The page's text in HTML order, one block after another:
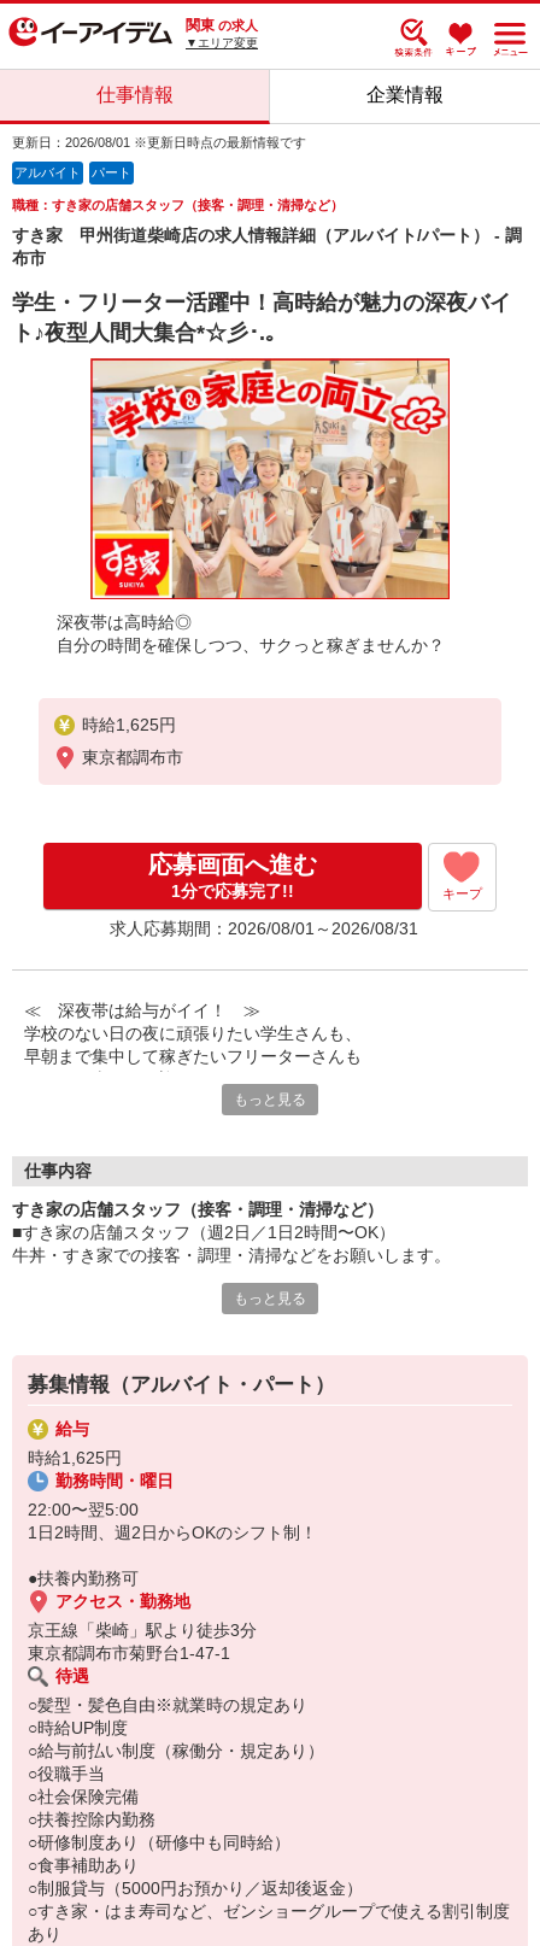
関東 の求人
▼エリア変更
仕事情報 企業情報
更新日：2026/08/01 ※更新日時点の最新情報です
アルバイト パート
職種：すき家の店舗スタッフ（接客・調理・清掃など）
すき家 甲州街道柴崎店の求人情報詳細（アルバイト/パート） - 調
布市
学生・フリーター活躍中！高時給が魅力の深夜バイ
ト♪夜型人間大集合*☆彡･.｡
深夜帯は高時給◎
自分の時間を確保しつつ、サクっと稼ぎませんか？
時給1,625円
東京都調布市
応募画面へ進む
1分で応募完了!! キープ
求人応募期間：2026/08/01～2026/08/31
≪ 深夜帯は給与がイイ！ ≫
学校のない日の夜に頑張りたい学生さんも、
早朝まで集中して稼ぎたいフリーターさんも
オシャレを捨てる必要はありません！
急な出費も安心♪
■社員登用あり
将来を考えている方は必見です。
なか卯、かつ庵、ココス、ジョリーパスタ、ビッグボーイ、華屋
ョーグループ！
その中のひとつ『すき家』でお仕事しませんか？
もっと見る
仕事内容
すき家の店舗スタッフ（接客・調理・清掃など）
■すき家の店舗スタッフ（週2日／1日2時間〜OK）
牛丼・すき家での接客・調理・清掃などをお願いします。
あなたの笑顔で！
すばやく提供！
他にも、食材の調整や金銭管理、新しく入社したクルーの研修など
様々なお仕事があります。
セルフオーダー、セルフ会計で、現金の受け渡しはほとんどありま
せん。※一部店舗を除く
取り間違いもなく安心でスムーズ♪
マニュアルも用意していますので飲食店が初めての方でも大丈夫！
もちろん先輩クルーがしっかり教えてくれるので安心してくださ
い。
もっと見る
募集情報（アルバイト・パート）
給与
時給1,625円
勤務時間・曜日
22:00〜翌5:00
1日2時間、週2日からOKのシフト制！
●扶養内勤務可
アクセス・勤務地
京王線「柴崎」駅より徒歩3分
東京都調布市菊野台1-47-1
待遇
○髪型・髪色自由※就業時の規定あり
○時給UP制度
○給与前払い制度（稼働分・規定あり）
○役職手当
○社会保険完備
○扶養控除内勤務
○研修制度あり（研修中も同時給）
○食事補助あり
○制服貸与（5000円お預かり／返却後返金）
○すき家・はま寿司など、ゼンショーグループで使える割引制度
あり